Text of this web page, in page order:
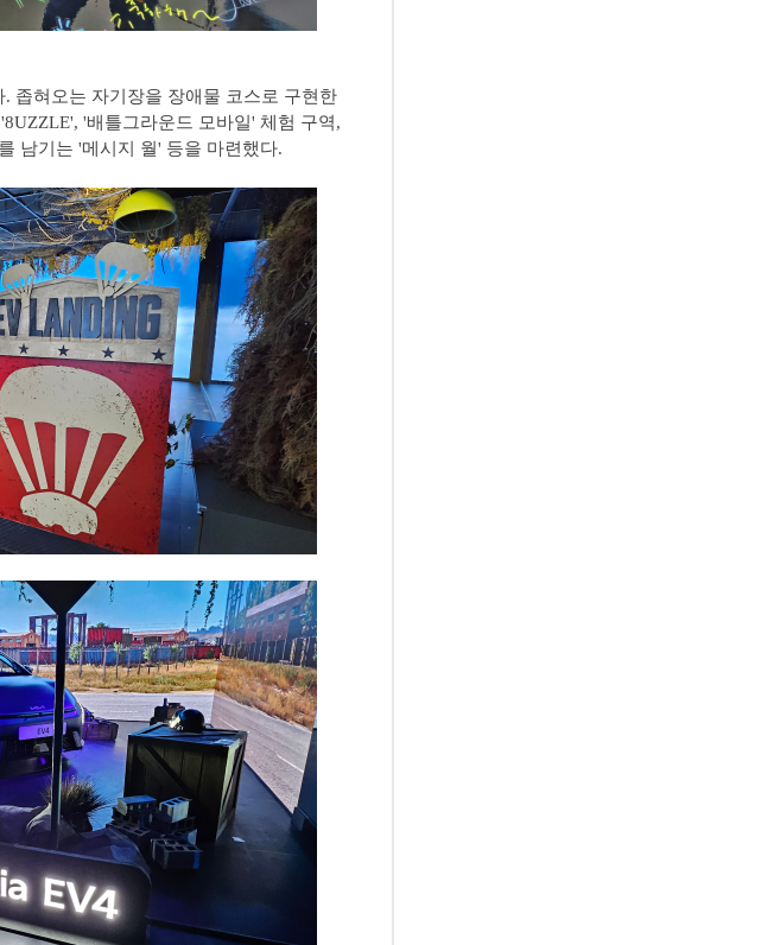
좁혀오는 자기장을 장애물 코스로 구현한
'배틀그라운드 모바일' 체험 구역,
남기는 '메시지 월' 등을 마련했다.